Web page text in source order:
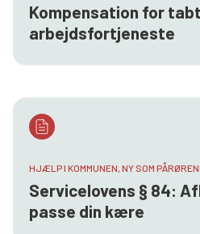
Kompensation for tabt
arbejdsfortjeneste
HJÆLP I KOMMUNEN, NY SOM
Servicelovens § 84:
passe din kære